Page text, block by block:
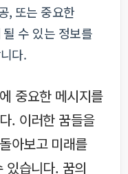
, 또는 중요한
수 있는 정보를
다.
중요한 메시지를
. 이러한 꿈들을
아보고 미래를
있습니다. 꿈의